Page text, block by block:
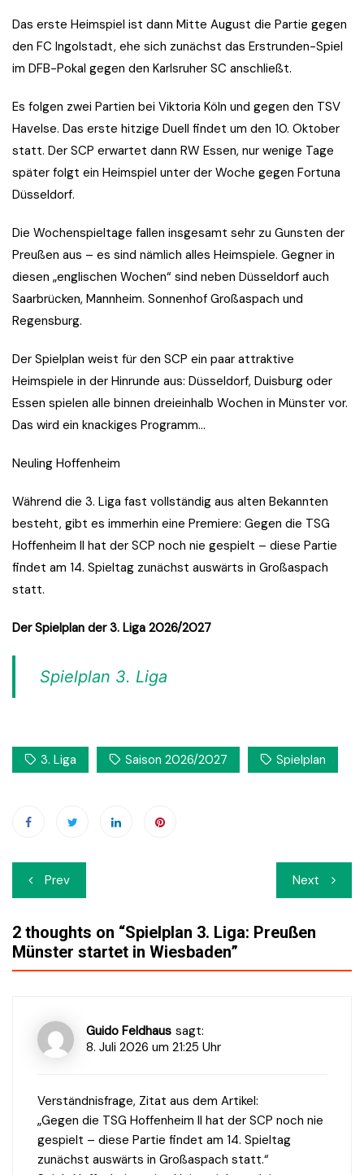
Das erste Heimspiel ist dann Mitte August die Partie gegen
den FC Ingolstadt, ehe sich zunächst das Erstrunden-Spiel
im DFB-Pokal gegen den Karlsruher SC anschließt.
Es folgen zwei Partien bei Viktoria Köln und gegen den TSV
Havelse. Das erste hitzige Duell findet um den 10. Oktober
statt. Der SCP erwartet dann RW Essen, nur wenige Tage
später folgt ein Heimspiel unter der Woche gegen Fortuna
Düsseldorf.
Die Wochenspieltage fallen insgesamt sehr zu Gunsten der
Preußen aus – es sind nämlich alles Heimspiele. Gegner in
diesen „englischen Wochen“ sind neben Düsseldorf auch
Saarbrücken, Mannheim. Sonnenhof Großaspach und
Regensburg.
Der Spielplan weist für den SCP ein paar attraktive
Heimspiele in der Hinrunde aus: Düsseldorf, Duisburg oder
Essen spielen alle binnen dreieinhalb Wochen in Münster vor.
Das wird ein knackiges Programm…
Neuling Hoffenheim
Während die 3. Liga fast vollständig aus alten Bekannten
besteht, gibt es immerhin eine Premiere: Gegen die TSG
Hoffenheim II hat der SCP noch nie gespielt – diese Partie
findet am 14. Spieltag zunächst auswärts in Großaspach
statt.
Der Spielplan der 3. Liga 2026/2027
Spielplan 3. Liga
3. Liga Saison 2026/2027 Spielplan
Beitrags-
Navigation
Prev Next
2 thoughts on “Spielplan 3. Liga: Preußen
Münster startet in Wiesbaden”
Guido Feldhaus sagt:
8. Juli 2026 um 21:25 Uhr
Verständnisfrage, Zitat aus dem Artikel:
„Gegen die TSG Hoffenheim II hat der SCP noch nie
gespielt – diese Partie findet am 14. Spieltag
zunächst auswärts in Großaspach statt.“